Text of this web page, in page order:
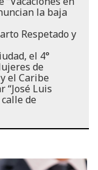
la baja
Respetado y
el 4°
de
el Caribe
“José Luis
de